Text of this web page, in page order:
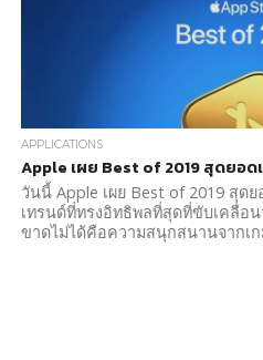
APPLICATIONS
Apple เผย Best of 2019 สุดยอ
วันนี้ Apple เผย Best of 2019 สุด
เทรนด์ที่ทรงอิทธิพลที่สุดที่ขับเคลื่อ
ขาดไม่ได้คือความสนุกสนานจากเ